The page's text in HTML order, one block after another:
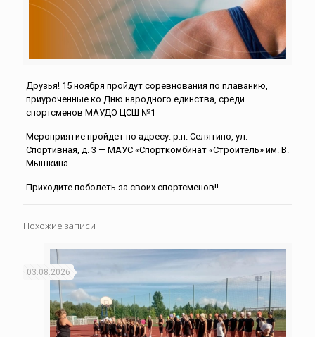
Друзья! 15 ноября пройдут соревнования по плаванию,
приуроченные ко Дню народного единства, среди
спортсменов МАУДО ЦСШ №1
Мероприятие пройдет по адресу: р.п. Селятино, ул.
Спортивная, д. 3 — МАУС «Спорткомбинат «Строитель» им. В.
Мышкина
Приходите поболеть за своих спортсменов!!
Похожие записи
03.08.2026